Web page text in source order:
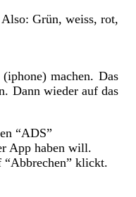
Grün, weiss, rot,
machen. Das
Dann wieder auf das
“ADS”
App haben will.
“Abbrechen” klickt.